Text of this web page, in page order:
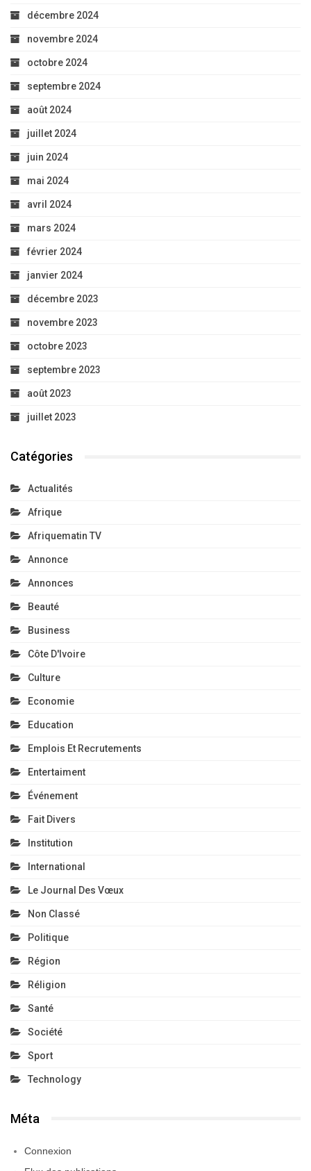
décembre 2024
novembre 2024
octobre 2024
septembre 2024
août 2024
juillet 2024
juin 2024
mai 2024
avril 2024
mars 2024
février 2024
janvier 2024
décembre 2023
novembre 2023
octobre 2023
septembre 2023
août 2023
juillet 2023
Catégories
Actualités
Afrique
Afriquematin TV
Annonce
Annonces
Beauté
Business
Côte D'Ivoire
Culture
Economie
Education
Emplois Et Recrutements
Entertaiment
Événement
Fait Divers
Institution
International
Le Journal Des Vœux
Non Classé
Politique
Région
Réligion
Santé
Société
Sport
Technology
Méta
Connexion